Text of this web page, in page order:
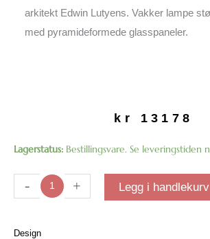
arkitekt Edwin Lutyens. Vakker lampe
med pyramideformede glasspaneler.
kr 13178
Lagerstatus: Bestillingsvare. Se leveringstiden
-
Fenton
+ Legg i handlekurv
Design